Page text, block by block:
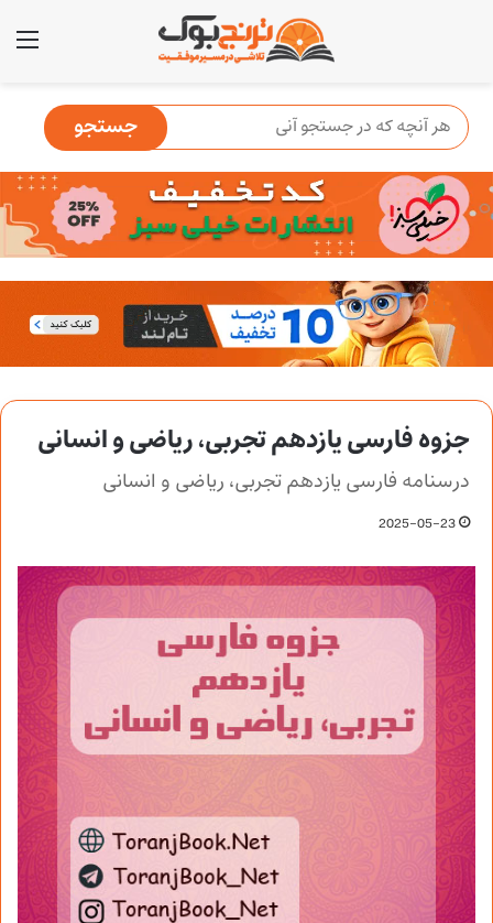
جزوه فارسی یازدهم تجربی، ریاضی و انسانی
درسنامه فارسی یازدهم تجربی، ریاضی و انسانی
2025-05-23